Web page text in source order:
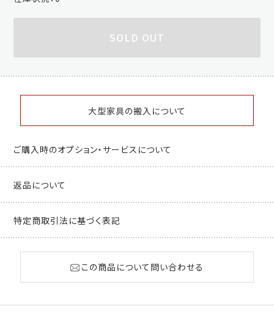
SOLD OUT
大型家具の搬入について
ご購入時のオプション・サービスについて
返品について
特定商取引法に基づく表記
この商品について問い合わせる